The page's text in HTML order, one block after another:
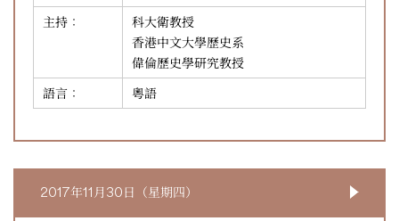
主持：
科大衛教授
香港中文大學歷史系
偉倫歷史學研究教授
語言：
粵語
2017年11月30日（星期四）